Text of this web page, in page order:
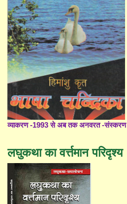
व्याकरण -1993 से अब तक अनवरत -संस्करण
लघुकथा का वर्त्तमान परिदृश्य